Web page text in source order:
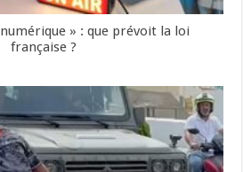
» : que prévoit la loi
française ?